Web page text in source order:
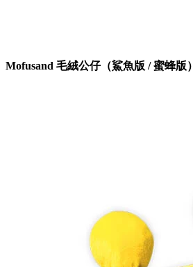
Mofusand 毛絨公仔（鯊魚版 / 蜜蜂版）